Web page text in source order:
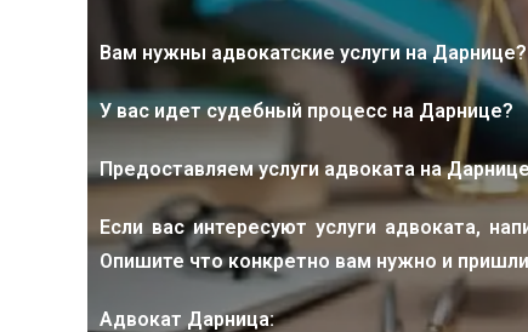
Вам нужны адвокатские услуги на Дарнице?
У вас идет судебный процесс на Дарнице?
Предоставляем услуги адвоката на
Если вас интересуют услуги адвоката,
Опишите что конкретно вам нужно и
Адвокат Дарница: